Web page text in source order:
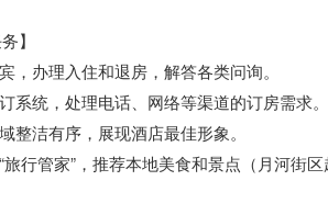
】
办理入住和退房，解答各类问询。
统，处理电话、网络等渠道的订房需求。
洁有序，展现酒店最佳形象。
管家”，推荐本地美食和景点（月河街区